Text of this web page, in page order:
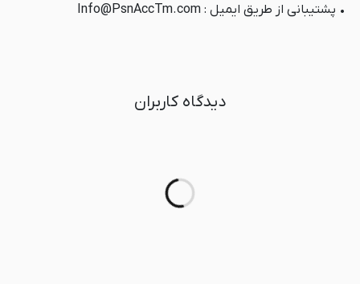
• پشتیبانی از طریق ایمیل : Info@PsnAccTm.com
دیدگاه کاربران